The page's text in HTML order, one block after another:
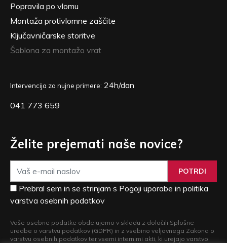
Popravila po vlomu
Montaža protivlomne zaščite
Ključavničarske storitve
Šablona za montažo vrat
Intervencija za nujne primere: 24h/dan
041 773 659
Želite prejemati naše novice?
POTRDI
Prebral sem in se strinjam s Pogoji uporabe in politika
varstva osebnih podatkov
Vaše osebne podatke obdelujemo v skladu z določili Splošne
uredbe o varstvu podatkov (GDPR) in z vsebino veljavnega Zakona o
varstvu osebnih podatkov ter vsemi internimi akti, ki urejajo varstvo